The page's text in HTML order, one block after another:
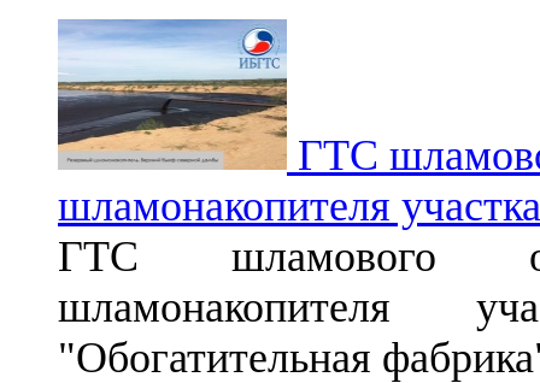
ГТС
шламонакопителя
ГТС шламового
шламонакопителя
"Обогатительная